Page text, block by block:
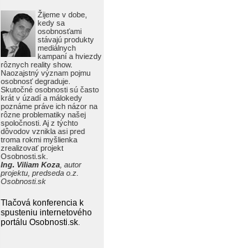
Žijeme v dobe,
kedy sa
osobnosťami
stávajú produkty
mediálnych
kampaní a hviezdy
rôznych reality show.
Naozajstný význam pojmu
osobnosť degraduje.
Skutočné osobnosti sú často
krát v úzadí a málokedy
poznáme práve ich názor na
rôzne problematiky našej
spoločnosti. Aj z týchto
dôvodov vznikla asi pred
troma rokmi myšlienka
zrealizovať projekt
Osobnosti.sk.
Ing. Viliam Koza , autor
projektu, predseda o.z.
Osobnosti.sk
Tlačová konferencia k
spusteniu internetového
portálu Osobnosti.sk